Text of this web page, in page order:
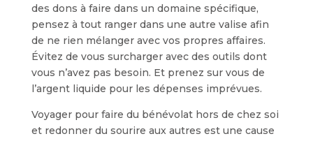
des dons à faire dans un domaine spécifique,
pensez à tout ranger dans une autre valise afin
de ne rien mélanger avec vos propres affaires.
Évitez de vous surcharger avec des outils dont
vous n’avez pas besoin. Et prenez sur vous de
l’argent liquide pour les dépenses imprévues.
Voyager pour faire du bénévolat hors de chez soi
et redonner du sourire aux autres est une cause